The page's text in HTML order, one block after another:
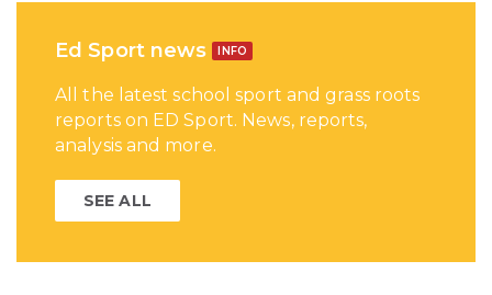
Ed Sport news INFO
All the latest school sport and grass roots
reports on ED Sport. News, reports,
analysis and more.
SEE ALL